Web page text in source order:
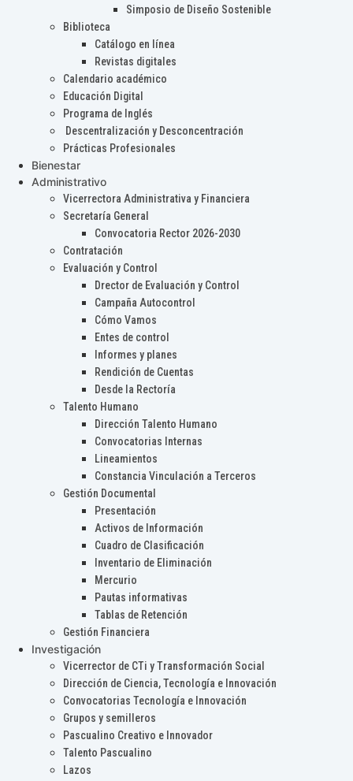
Simposio de Diseño Sostenible
Biblioteca
Catálogo en línea
Revistas digitales
Calendario académico
Educación Digital
Programa de Inglés
Descentralización y Desconcentración
Prácticas Profesionales
Bienestar
Administrativo
Vicerrectora Administrativa y Financiera
Secretaría General
Convocatoria Rector 2026-2030
Contratación
Evaluación y Control
Drector de Evaluación y Control
Campaña Autocontrol
Cómo Vamos
Entes de control
Informes y planes
Rendición de Cuentas
Desde la Rectoría
Talento Humano
Dirección Talento Humano
Convocatorias Internas
Lineamientos
Constancia Vinculación a Terceros
Gestión Documental
Presentación
Activos de Información
Cuadro de Clasificación
Inventario de Eliminación
Mercurio
Pautas informativas
Tablas de Retención
Gestión Financiera
Investigación
Vicerrector de CTi y Transformación Social
Dirección de Ciencia, Tecnología e Innovación
Convocatorias Tecnología e Innovación
Grupos y semilleros
Pascualino Creativo e Innovador
Talento Pascualino
Lazos